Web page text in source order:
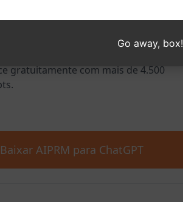
gratuitamente com mais de 4.500
Baixar AIPRM para ChatGPT
Go away, box!